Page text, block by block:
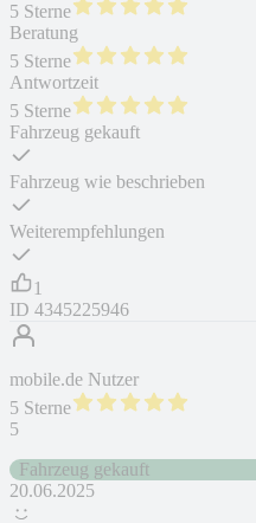
5 Sterne
Beratung
5 Sterne
Antwortzeit
5 Sterne
Fahrzeug gekauft
Fahrzeug wie beschrieben
Weiterempfehlungen
1
ID 4345225946
mobile.de Nutzer
5 Sterne
5
Fahrzeug gekauft
20.06.2025